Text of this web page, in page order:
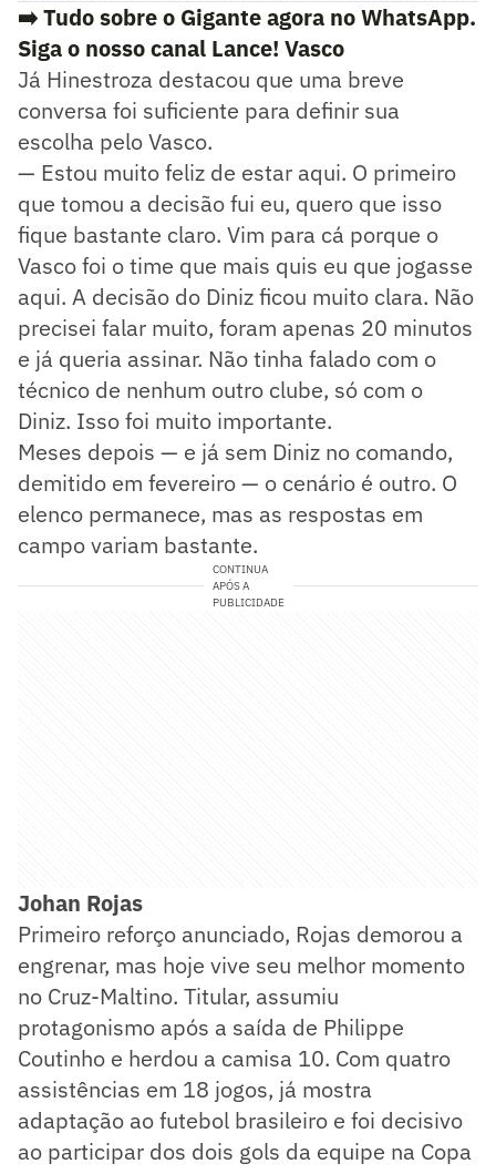
➡️ Tudo sobre o Gigante agora no WhatsApp.
Siga o nosso canal Lance! Vasco
Já Hinestroza destacou que uma breve
conversa foi suficiente para definir sua
escolha pelo Vasco.
— Estou muito feliz de estar aqui. O primeiro
que tomou a decisão fui eu, quero que isso
fique bastante claro. Vim para cá porque o
Vasco foi o time que mais quis eu que jogasse
aqui. A decisão do Diniz ficou muito clara. Não
precisei falar muito, foram apenas 20 minutos
e já queria assinar. Não tinha falado com o
técnico de nenhum outro clube, só com o
Diniz. Isso foi muito importante.
Meses depois — e já sem Diniz no comando,
demitido em fevereiro — o cenário é outro. O
elenco permanece, mas as respostas em
campo variam bastante.
CONTINUA
APÓS A
PUBLICIDADE
Johan Rojas
Primeiro reforço anunciado, Rojas demorou a
engrenar, mas hoje vive seu melhor momento
no Cruz-Maltino. Titular, assumiu
protagonismo após a saída de Philippe
Coutinho e herdou a camisa 10. Com quatro
assistências em 18 jogos, já mostra
adaptação ao futebol brasileiro e foi decisivo
ao participar dos dois gols da equipe na Copa